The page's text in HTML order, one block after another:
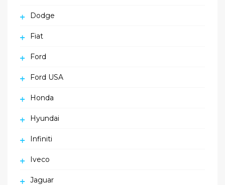
Dodge
Fiat
Ford
Ford USA
Honda
Hyundai
Infiniti
Iveco
Jaguar